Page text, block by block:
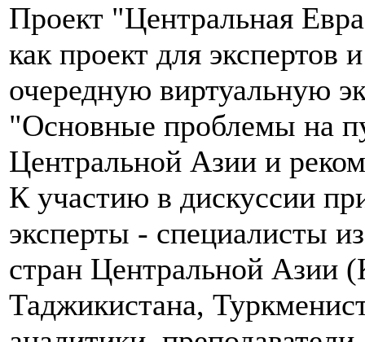
Проект "Центральная
как проект для экспертов
очередную виртуальную
"Основные проблемы на
Центральной Азии и
К участию в дискуссии
эксперты - специалисты
стран Центральной Азии
Таджикистана,